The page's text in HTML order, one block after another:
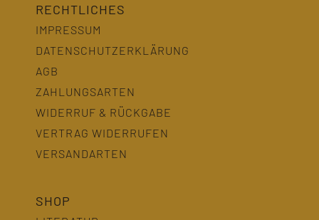
RECHTLICHES
IMPRESSUM
DATENSCHUTZERKLÄRUNG
AGB
ZAHLUNGSARTEN
WIDERRUF & RÜCKGABE
VERTRAG WIDERRUFEN
VERSANDARTEN
SHOP